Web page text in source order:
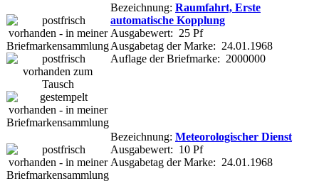
Bezeichnung: Raumfahrt, Erste
automatische Kopplung
Ausgabewert: 25 Pf
Ausgabetag der Marke: 24.01.1968
Auflage der Briefmarke: 2000000
Bezeichnung: Meteorologischer Dienst
Ausgabewert: 10 Pf
Ausgabetag der Marke: 24.01.1968